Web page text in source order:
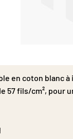
en coton blanc
57 fils/cm², pour